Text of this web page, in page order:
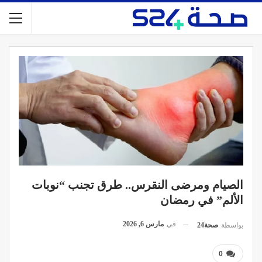
الصيام ومرضى النقرس.. طرق تجنب “نوبات
الألم” في رمضان
بواسطة صحة24 في مارس 6, 2026
0